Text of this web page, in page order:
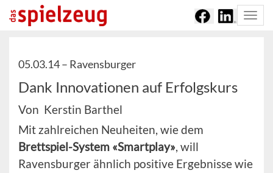
05.03.14 – Ravensburger
Dank Innovationen auf Erfolgskurs
Von Kerstin Barthel
Mit zahlreichen Neuheiten, wie dem
Brettspiel-System «Smartplay», will
Ravensburger ähnlich positive Ergebnisse wie